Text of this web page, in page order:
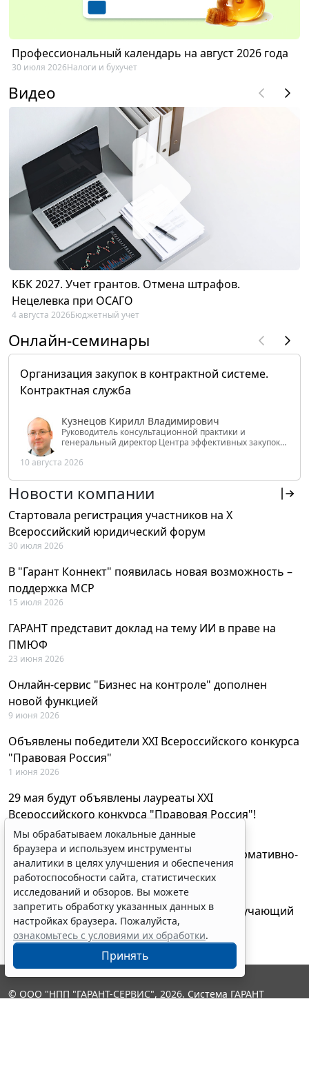
Профессиональный календарь на август 2026 года
30 июля 2026Налоги и бухучет
Видео
КБК 2027. Учет грантов. Отмена штрафов.
Нецелевка при ОСАГО
4 августа 2026Бюджетный учет
Онлайн-семинары
Организация закупок в контрактной системе.
Контрактная служба
Кузнецов Кирилл Владимирович
Руководитель консультационной практики и
генеральный директор Центра эффективных закупок
РФ
10 августа 2026
Новости компании
Стартовала регистрация участников на X
Всероссийский юридический форум
30 июля 2026
В "Гарант Коннект" появилась новая возможность –
поддержка MCP
15 июля 2026
ГАРАНТ представит доклад на тему ИИ в праве на
ПМЮФ
23 июня 2026
Онлайн-сервис "Бизнес на контроле" дополнен
новой функцией
9 июня 2026
Объявлены победители XXI Всероссийского конкурса
"Правовая Россия"
1 июня 2026
29 мая будут объявлены лауреаты XXI
Всероссийского конкурса "Правовая Россия"!
27 мая 2026
AI-ассистент Искра теперь анализирует нормативно-
техническую документацию
28 апреля 2026
"ГАРАНТ Электронный экспресс" провел обучающий
вебинар по работе с AI-ассистентом Искра
23 апреля 2026
Мы обрабатываем локальные данные
браузера и используем инструменты
аналитики в целях улучшения и обеспечения
работоспособности сайта, статистических
исследований и обзоров. Вы можете
запретить обработку указанных данных в
настройках браузера. Пожалуйста,
ознакомьтесь с условиями их обработки.
Принять
© ООО "НПП "ГАРАНТ-СЕРВИС", 2026. Система ГАРАНТ